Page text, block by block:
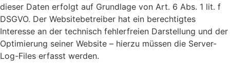
dieser Daten erfolgt auf Grundlage von Art. 6 Abs. 1 lit. f
DSGVO. Der Websitebetreiber hat ein berechtigtes
Interesse an der technisch fehlerfreien Darstellung und der
Optimierung seiner Website – hierzu müssen die Server-
Log-Files erfasst werden.